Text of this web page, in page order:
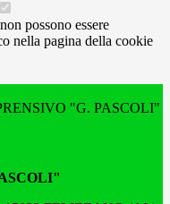
possono essere
nella pagina della cookie
"G. PASCOLI"